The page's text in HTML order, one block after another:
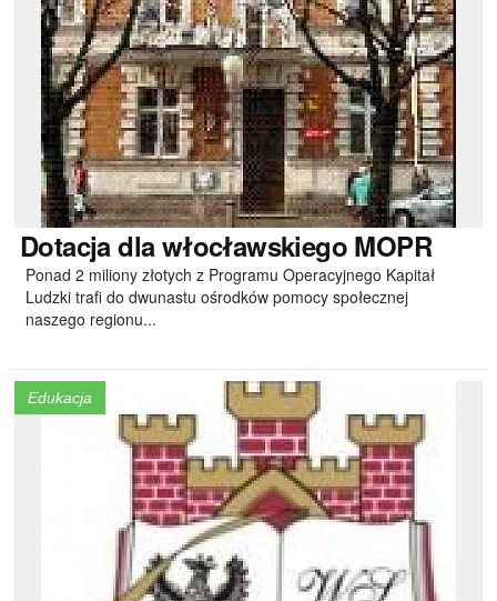
Dotacjadla włocławskiego MOPR
Ponad 2 miliony złotych z Programu Operacyjnego Kapitał
Ludzki trafi do dwunastu ośrodków pomocy społecznej
naszego regionu...
Edukacja